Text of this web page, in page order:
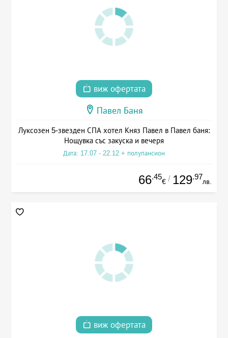
виж офертата
Павел Баня
Луксозен 5-звезден СПА хотел Княз Павел в Павел баня:
Нощувка със закуска и вечеря
Дата: 17.07 - 22.12 + полупансион
66.45
€ / 129.97
лв.
виж офертата